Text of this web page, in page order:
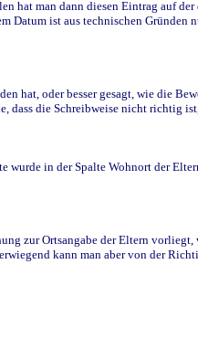
hat man dann diesen Eintrag auf
Datum ist aus technischen Gründen
hat, oder besser gesagt, wie die
dass die Schreibweise nicht richtig
in der Spalte Wohnort der
zur Ortsangabe der Eltern
kann man aber von der